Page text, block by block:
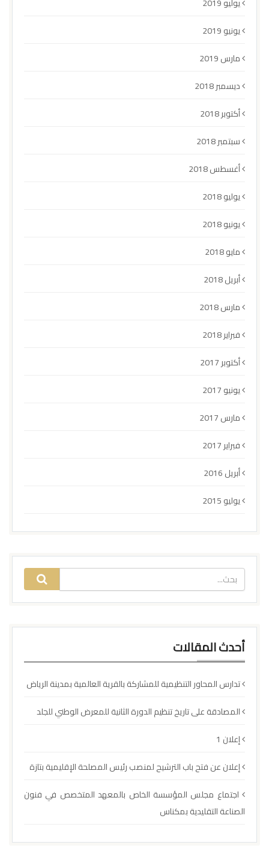
يونيو 2019
مارس 2019
ديسمبر 2018
أكتوبر 2018
سبتمبر 2018
أغسطس 2018
يوليو 2018
يونيو 2018
مايو 2018
أبريل 2018
مارس 2018
فبراير 2018
أكتوبر 2017
يونيو 2017
مارس 2017
فبراير 2017
أبريل 2016
يوليو 2015
أحدث المقالات
تدارس المحاور التنظيمية للمشاركة بالقرية العالمية بمدينة الرياض
المصادقة على تاريخ تنظيم الدورة الثانية للمعرض الوطني للجلد
إعلان 1
إعلان عن فتح باب الترشيح لمنصب رئيس المصلحة الإقليمية بتازة
اجتماع مجلس المؤسسة الخاص بالمعهد المتخصص في فنون
الصناعة التقليدية بمكناس